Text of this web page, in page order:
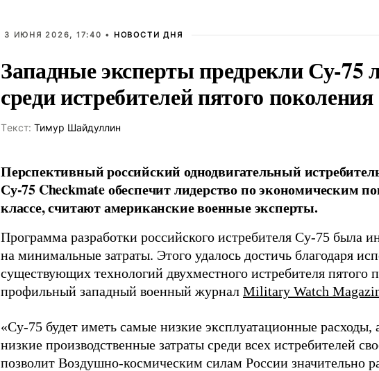
3 ИЮНЯ 2026, 17:40 • НОВОСТИ ДНЯ
Западные эксперты предрекли Су-75
среди истребителей пятого поколения
Tекст: Тимур Шайдуллин
Перспективный российский однодвигательный
Су-75 Checkmate обеспечит лидерство по экономическим
классе, считают американские военные эксперты.
Программа разработки российского истребителя Су-75 была
на минимальные затраты. Этого удалось достичь благодаря
существующих технологий двухместного истребителя пятого
профильный западный военный журнал Military Watch
«Су-75 будет иметь самые низкие эксплуатационные расходы,
низкие производственные затраты среди всех истребителей
позволит Воздушно-космическим силам России значительно